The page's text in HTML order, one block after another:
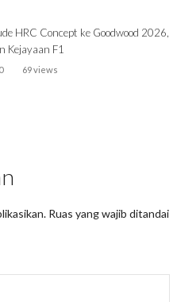
HRC Concept ke Goodwood 2026,
Kejayaan F1
0 69 views
Ruas yang wajib ditandai